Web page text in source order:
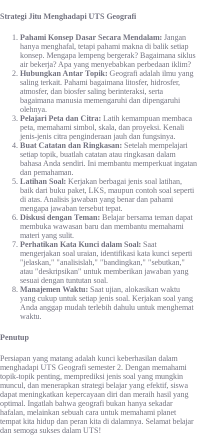
Strategi Jitu Menghadapi UTS Geografi
Pahami Konsep Dasar Secara Mendalam: Jangan
hanya menghafal, tetapi pahami makna di balik setiap
konsep. Mengapa lempeng bergerak? Bagaimana siklus
air bekerja? Apa yang menyebabkan perbedaan iklim?
Hubungkan Antar Topik: Geografi adalah ilmu yang
saling terkait. Pahami bagaimana litosfer, hidrosfer,
atmosfer, dan biosfer saling berinteraksi, serta
bagaimana manusia memengaruhi dan dipengaruhi
olehnya.
Pelajari Peta dan Citra: Latih kemampuan membaca
peta, memahami simbol, skala, dan proyeksi. Kenali
jenis-jenis citra penginderaan jauh dan fungsinya.
Buat Catatan dan Ringkasan: Setelah mempelajari
setiap topik, buatlah catatan atau ringkasan dalam
bahasa Anda sendiri. Ini membantu memperkuat ingatan
dan pemahaman.
Latihan Soal: Kerjakan berbagai jenis soal latihan,
baik dari buku paket, LKS, maupun contoh soal seperti
di atas. Analisis jawaban yang benar dan pahami
mengapa jawaban tersebut tepat.
Diskusi dengan Teman: Belajar bersama teman dapat
membuka wawasan baru dan membantu memahami
materi yang sulit.
Perhatikan Kata Kunci dalam Soal: Saat
mengerjakan soal uraian, identifikasi kata kunci seperti
"jelaskan," "analisislah," "bandingkan," "sebutkan,"
atau "deskripsikan" untuk memberikan jawaban yang
sesuai dengan tuntutan soal.
Manajemen Waktu: Saat ujian, alokasikan waktu
yang cukup untuk setiap jenis soal. Kerjakan soal yang
Anda anggap mudah terlebih dahulu untuk menghemat
waktu.
Penutup
Persiapan yang matang adalah kunci keberhasilan dalam
menghadapi UTS Geografi semester 2. Dengan memahami
topik-topik penting, memprediksi jenis soal yang mungkin
muncul, dan menerapkan strategi belajar yang efektif, siswa
dapat meningkatkan kepercayaan diri dan meraih hasil yang
optimal. Ingatlah bahwa geografi bukan hanya sekadar
hafalan, melainkan sebuah cara untuk memahami planet
tempat kita hidup dan peran kita di dalamnya. Selamat belajar
dan semoga sukses dalam UTS!